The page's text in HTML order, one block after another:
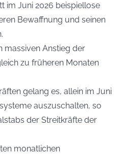
im Juni 2026 beispiellose
Bewaffnung und seinen
massiven Anstieg der
zu früheren Monaten
gelang es, allein im Juni
auszuschalten, so
der Streitkräfte der
monatlichen